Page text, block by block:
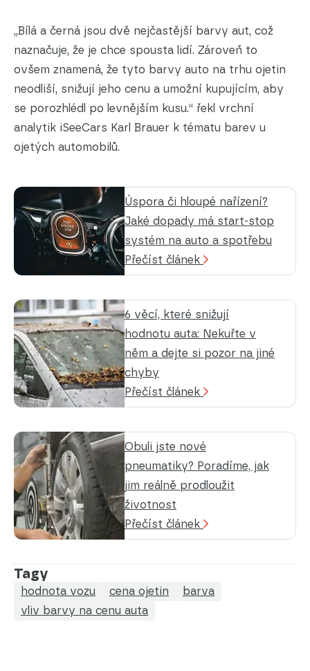
„Bílá a černá jsou dvě nejčastější barvy aut, což
naznačuje, že je chce spousta lidí. Zároveň to
ovšem znamená, že tyto barvy auto na trhu ojetin
neodliší, snižují jeho cenu a umožní kupujícím, aby
se porozhlédl po levnějším kusu.“ řekl vrchní
analytik iSeeCars Karl Brauer k tématu barev u
ojetých automobilů.
Úspora či hloupé nařízení?
Jaké dopady má start-stop
systém na auto a spotřebu
Přečíst článek
6 věcí, které snižují
hodnotu auta: Nekuřte v
něm a dejte si pozor na jiné
chyby
Přečíst článek
Obuli jste nové
pneumatiky? Poradíme, jak
jim reálně prodloužit
životnost
Přečíst článek
Tagy
hodnota vozu cena ojetin
barva
vliv barvy na cenu auta